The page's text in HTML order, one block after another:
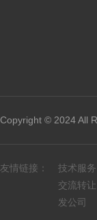
Copyright © 2024 All
友情链接： 技术服务
交流转让
发公司